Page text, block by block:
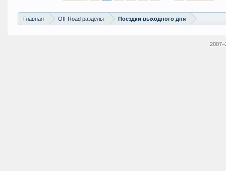
Главная Off-Road разделы Поездки выходного дня
2007–